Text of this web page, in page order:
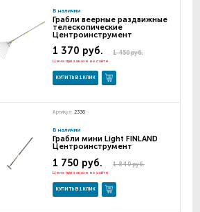
В наличии
Грабли веерные раздвижные
телескопические
Центроинструмент
1 450 руб.
1 370 руб.
Цена при заказе на сайте
КУПИТЬ В 1 КЛИК
Артикул: 2336
В наличии
Грабли мини Light FINLAND
Центроинструмент
1 840 руб.
1 750 руб.
Цена при заказе на сайте
КУПИТЬ В 1 КЛИК